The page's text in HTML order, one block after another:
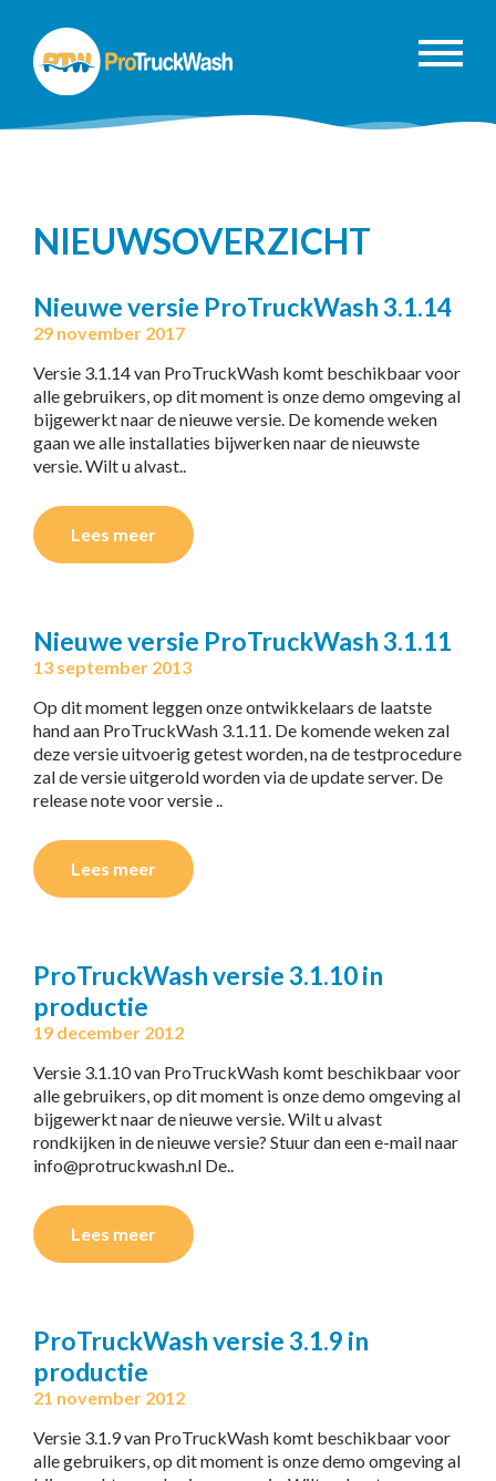
NIEUWSOVERZICHT
Nieuwe versie ProTruckWash 3.1.14
29 november 2017
Versie 3.1.14 van ProTruckWash komt beschikbaar voor
alle gebruikers, op dit moment is onze demo omgeving al
bijgewerkt naar de nieuwe versie. De komende weken
gaan we alle installaties bijwerken naar de nieuwste
versie. Wilt u alvast..
Lees meer
Nieuwe versie ProTruckWash 3.1.11
13 september 2013
Op dit moment leggen onze ontwikkelaars de laatste
hand aan ProTruckWash 3.1.11. De komende weken zal
deze versie uitvoerig getest worden, na de testprocedure
zal de versie uitgerold worden via de update server. De
release note voor versie ..
Lees meer
ProTruckWash versie 3.1.10 in
productie
19 december 2012
Versie 3.1.10 van ProTruckWash komt beschikbaar voor
alle gebruikers, op dit moment is onze demo omgeving al
bijgewerkt naar de nieuwe versie. Wilt u alvast
rondkijken in de nieuwe versie? Stuur dan een e-mail naar
info@protruckwash.nl De..
Lees meer
ProTruckWash versie 3.1.9 in
productie
21 november 2012
Versie 3.1.9 van ProTruckWash komt beschikbaar voor
alle gebruikers, op dit moment is onze demo omgeving al